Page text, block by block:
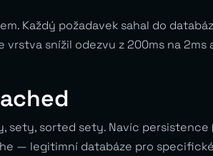
Každý požadavek sahal do
vrstva snížil odezvu z 200ms na 2ms
sorted sety. Navíc persistence
— legitimní databáze pro